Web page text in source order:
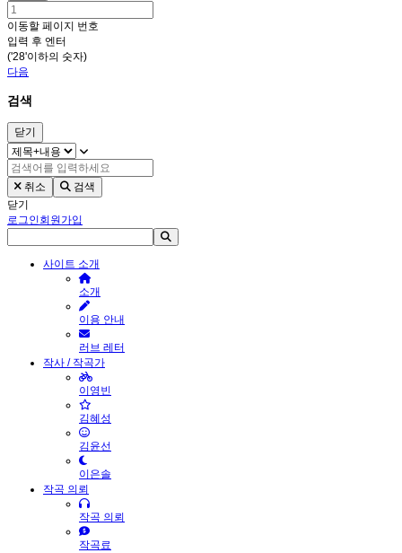
이동할 페이지 번호
입력 후 엔터
('28'이하의 숫자)
다음
검색
닫기
취소
검색
닫기
로그인회원가입
사이트 소개
소개
이용 안내
러브 레터
작사 / 작곡가
이영빈
김혜성
김윤선
이은솔
작곡 의뢰
작곡 의뢰
작곡료